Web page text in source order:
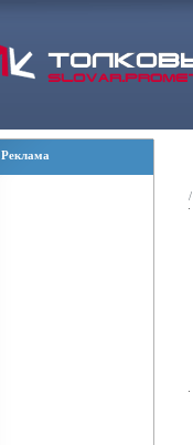
Реклама
/